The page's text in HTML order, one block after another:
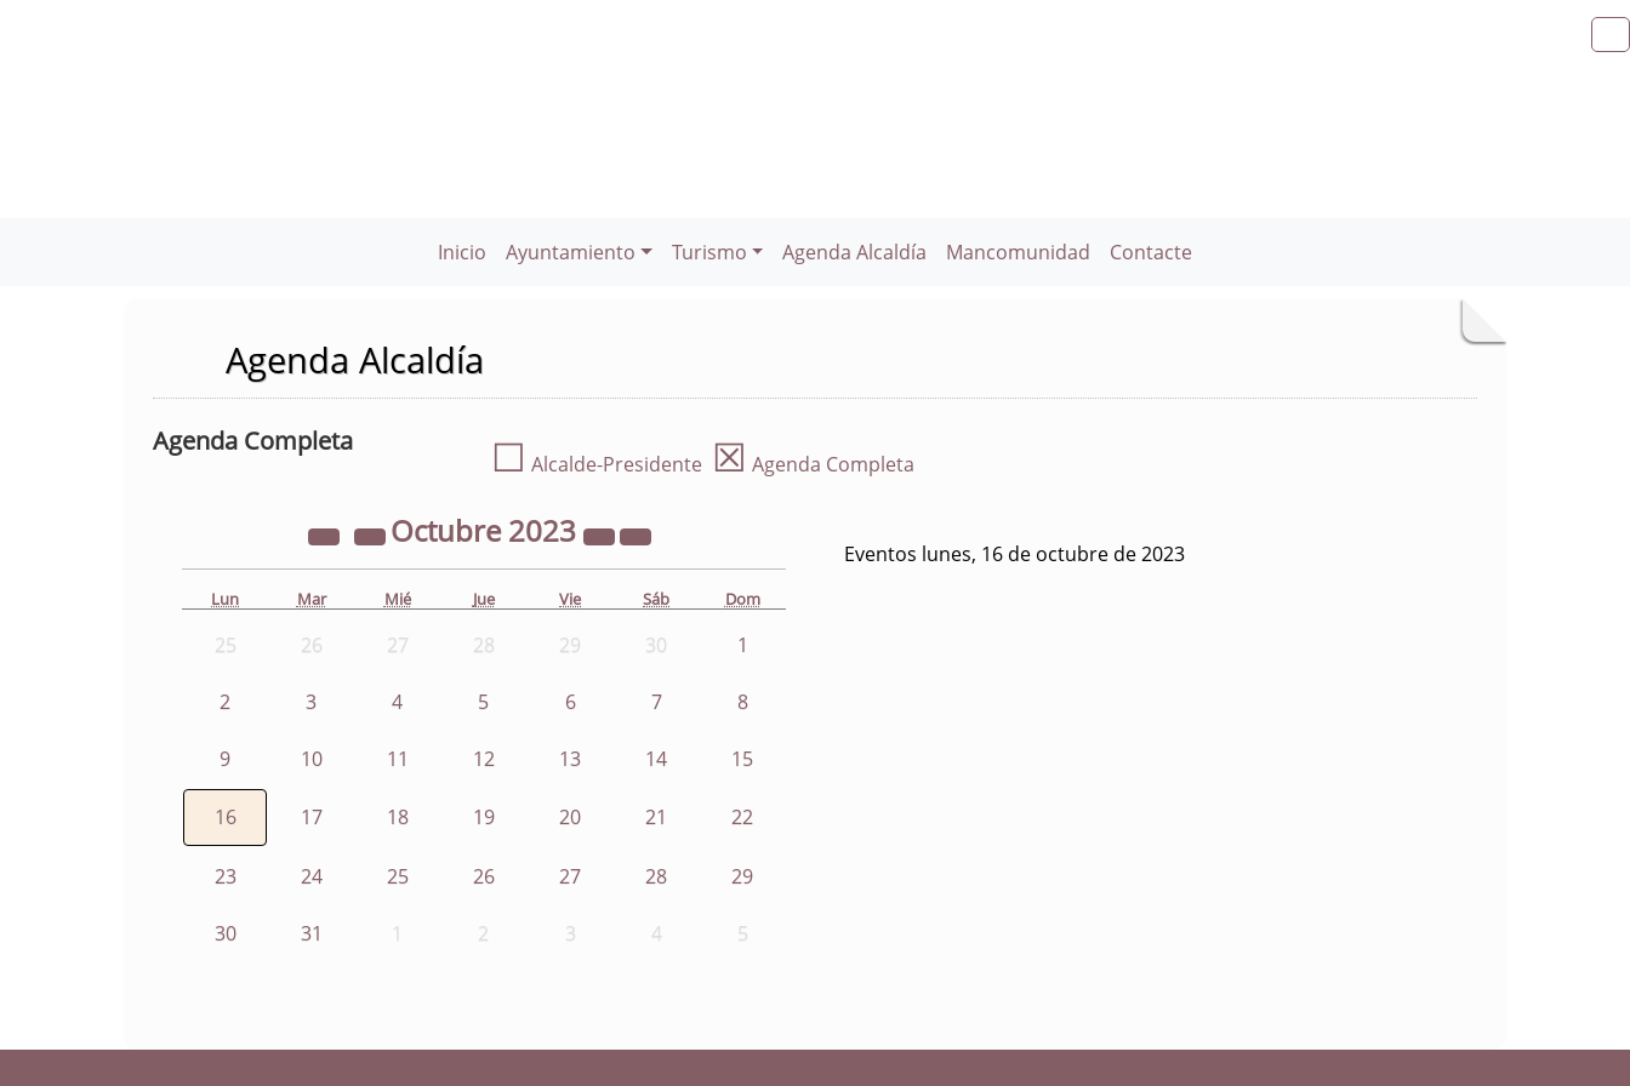
Inicio Ayuntamiento Turismo Agenda Alcaldía Mancomunidad Contacte
Agenda Alcaldía
Agenda Completa ☐ Alcalde-Presidente ☒ Agenda Completa
Octubre2023
Lun Mar Mié Jue Vie Sáb Dom
25 26 27 28 29 30 1
2 3 4 5 6 7 8
9 10 11 12 13 14 15
16 17 18 19 20 21 22
23 24 25 26 27 28 29
30 31 1 2 3 4 5
Eventos lunes, 16 de octubre de 2023